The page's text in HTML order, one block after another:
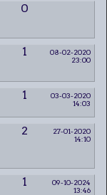
0
1
08-02-2020
23:00
1
03-03-2020
14:03
2
27-01-2020
14:10
1
09-10-2024
13:46